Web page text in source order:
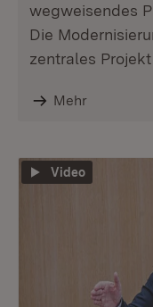
wegweisendes
Die
zentrales
Mehr
Video